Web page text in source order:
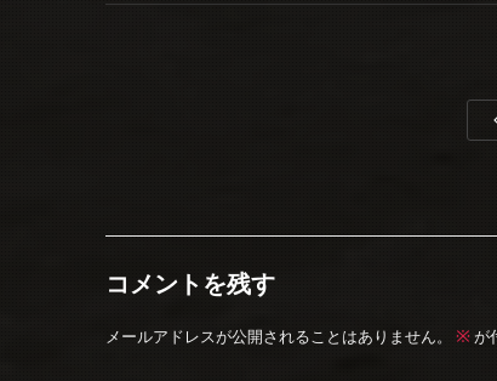
コメントを残す
メールアドレスが公開されることはありません。 ※が